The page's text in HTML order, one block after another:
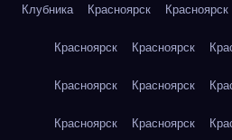
Клубника Красноярск Красноярск
Красноярск Красноярск
Красноярск Красноярск
Красноярск Красноярск